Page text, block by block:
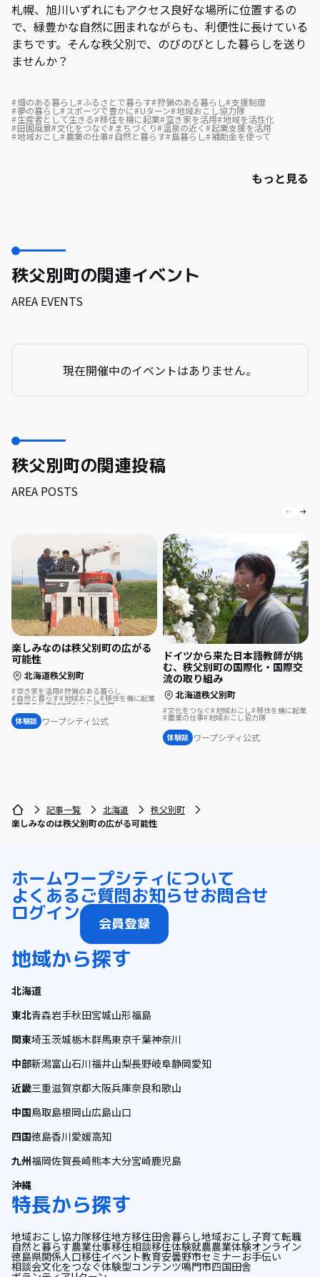
札幌、旭川いずれにもアクセス良好な場所に位置するの
で、緑豊かな自然に囲まれながらも、利便性に長けている
まちです。そんな秩父別で、のびのびとした暮らしを送り
ませんか？
畑のある暮らし ふるさとで暮らす 狩猟のある暮らし 支援制度
夢の暮らし スポーツで豊かに Uターン 地域おこし協力隊
生産者として生きる 移住を機に起業 空き家を活用 地域を活性化
田園風景 文化をつなぐ まちづくり 温泉の近く 起業支援を活用
地域おこし 農業の仕事 自然と暮らす 島暮らし 補助金を使って
もっと見る
秩父別町の関連イベント
AREA EVENTS
現在開催中のイベントはありません。
秩父別町の関連投稿
AREA POSTS
楽しみなのは秩父別町の広がる
可能性
北海道秩父別町
空き家を活用 狩猟のある暮らし
自然と暮らす 地域おこし 移住を機に起業
農業の仕事 地域おこし協力隊
スポーツで豊かに
島暮らし まちづくり 温泉の近く
体験談 ワープシティ公式
ドイツから来た日本語教師が挑
む、秩父別町の国際化・国際交
流の取り組み
北海道秩父別町
文化をつなぐ 地域おこし 移住を機に起業
農業の仕事 地域おこし協力隊
体験談 ワープシティ公式
記事一覧 北海道
秩父別町
楽しみなのは秩父別町の広がる可能性
ホームワープシティについて
よくあるご質問お知らせお問合せ
ログイン 会員登録
地域から探す
北海道
東北青森岩手秋田宮城山形福島
関東埼玉茨城栃木群馬東京千葉神奈川
中部新潟富山石川福井山梨長野岐阜静岡愛知
近畿三重滋賀京都大阪兵庫奈良和歌山
中国鳥取島根岡山広島山口
四国徳島香川愛媛高知
九州福岡佐賀長崎熊本大分宮崎鹿児島
沖縄
特長から探す
地域おこし協力隊移住地方移住田舎暮らし地域おこし子育て転職
自然と暮らす農業仕事移住相談移住体験就農農業体験オンライン
徳島県関係人口移住イベント教育安曇野市セミナーお手伝い
相談会文化をつなぐ体験型コンテンツ鳴門市四国田舎